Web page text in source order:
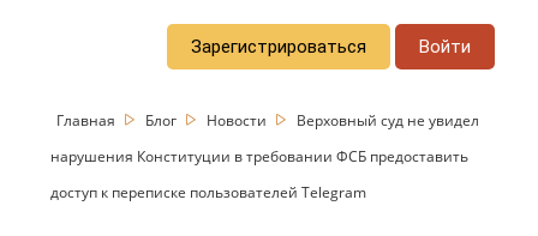
Зарегистрироваться Войти
Главная Блог Новости
Верховный суд не увидел
нарушения Конституции в требовании ФСБ предоставить
доступ к переписке пользователей Telegram